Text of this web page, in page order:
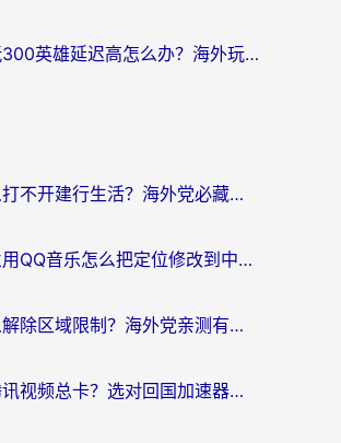
在国外玩300英雄延迟高怎么办？海外玩家亲测有效的加速器选择指南
日本怎么打不开建行生活？海外党必藏的回国加速指南（含丹麦国外影音问题破解）
在新西兰用QQ音乐怎么把定位修改到中国国内？海外党听歌追剧的实用指南
优酷怎么解除区域限制？海外党亲测有效的回国加速器选择指南
海外看腾讯视频总卡？选对回国加速器，还能解决英国1号店定位+欧洲杯CCTV5直播问题